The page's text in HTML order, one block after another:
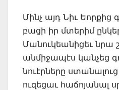
Մինչ այդ Նիւ Եորքից
բացի իր մտերիմ
Մանուկեանիցեւ նրա
անմիջապէս կանչեց
նուէրները
ուզեցաւ հաճոյանալ